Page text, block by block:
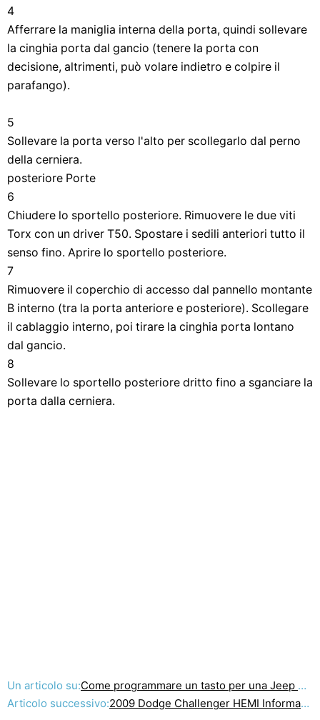
4
Afferrare la maniglia interna della porta, quindi sollevare
la cinghia porta dal gancio (tenere la porta con
decisione, altrimenti, può volare indietro e colpire il
parafango).
5
Sollevare la porta verso l'alto per scollegarlo dal perno
della cerniera.
posteriore Porte
6
Chiudere lo sportello posteriore. Rimuovere le due viti
Torx con un driver T50. Spostare i sedili anteriori tutto il
senso fino. Aprire lo sportello posteriore.
7
Rimuovere il coperchio di accesso dal pannello montante
B interno (tra la porta anteriore e posteriore). Scollegare
il cablaggio interno, poi tirare la cinghia porta lontano
dal gancio.
8
Sollevare lo sportello posteriore dritto fino a sganciare la
porta dalla cerniera.
Un articolo su:Come programmare un tasto per una Jeep Commander 2006
Articolo successivo:2009 Dodge Challenger HEMI Informazioni